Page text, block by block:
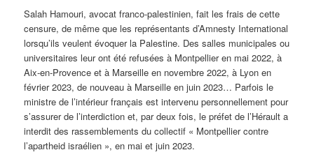
Salah Hamouri, avocat franco-palestinien, fait les frais de cette
censure, de même que les représentants d’Amnesty International
lorsqu’ils veulent évoquer la Palestine. Des salles municipales ou
universitaires leur ont été refusées à Montpellier en mai 2022, à
Aix-en-Provence et à Marseille en novembre 2022, à Lyon en
février 2023, de nouveau à Marseille en juin 2023… Parfois le
ministre de l’intérieur français est intervenu personnellement pour
s’assurer de l’interdiction et, par deux fois, le préfet de l’Hérault a
interdit des rassemblements du collectif « Montpellier contre
l’apartheid israélien », en mai et juin 2023.